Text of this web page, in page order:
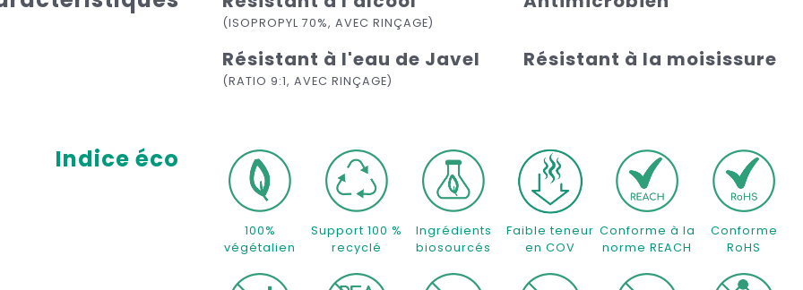
(ISOPROPYL 70%, AVEC RINÇAGE)
Résistant à l'eau de Javel
(RATIO 9:1, AVEC RINÇAGE)
Résistant à la moisissure
Indice éco
100%
végétalien
Support 100 %
recyclé
Ingrédients
biosourcés
Faible teneur
en COV
Conforme à la
norme REACH
Conforme
RoHS